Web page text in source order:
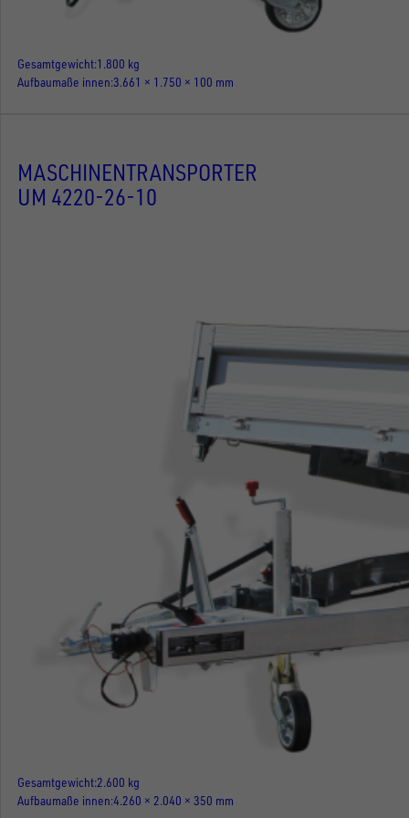
Gesamtgewicht 1.800 kg
Aufbaumaße innen 3.661 × 1.750 × 100 mm
MASCHINENTRANSPORTER
UM 4220-26-10
Gesamtgewicht 2.600 kg
Aufbaumaße innen 4.260 × 2.040 × 350 mm